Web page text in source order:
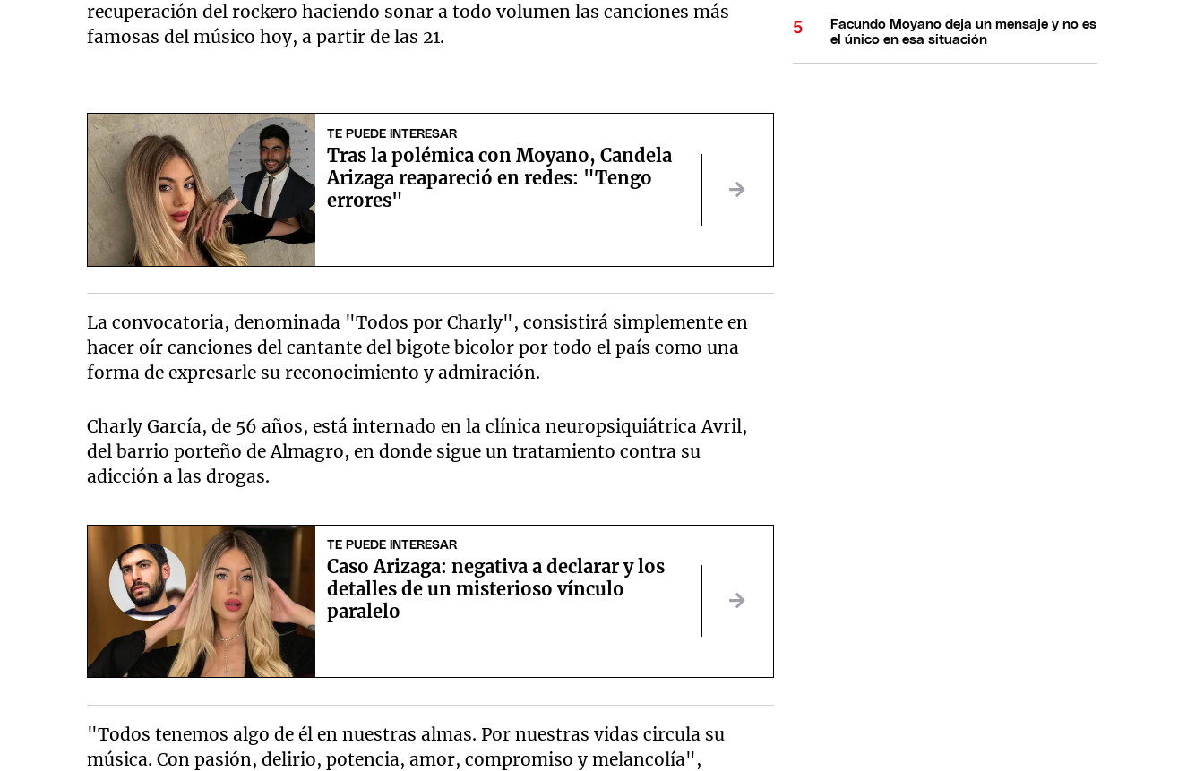
recuperación del rockero haciendo sonar a todo volumen las canciones más
famosas del músico hoy, a partir de las 21.
TE PUEDE INTERESAR
Tras la polémica con Moyano, Candela
Arizaga reapareció en redes: "Tengo
errores"
La convocatoria, denominada "Todos por Charly", consistirá simplemente en
hacer oír canciones del cantante del bigote bicolor por todo el país como una
forma de expresarle su reconocimiento y admiración.
Charly García, de 56 años, está internado en la clínica neuropsiquiátrica Avril,
del barrio porteño de Almagro, en donde sigue un tratamiento contra su
adicción a las drogas.
TE PUEDE INTERESAR
Caso Arizaga: negativa a declarar y los
detalles de un misterioso vínculo
paralelo
"Todos tenemos algo de él en nuestras almas. Por nuestras vidas circula su
música. Con pasión, delirio, potencia, amor, compromiso y melancolía",
Facundo Moyano deja un mensaje y no es
el único en esa situación